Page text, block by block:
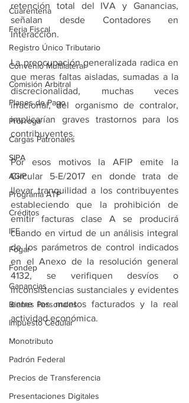
Cuarentena
Feria Fiscal
Registro Único Tributario
Convenio Multilateral
Comisión Arbitral
Planes de Pago
Prórroga
Cargas Patronales
SIPA
AGIP
Programa ATP
Créditos
IFE
Fogar
Fondep
Ganancias
Bienes Personales
Impuesto Cedular
Monotributo
Padrón Federal
Precios de Transferencia
Presentaciones Digitales
retención total del IVA y Ganancias,
señalan desde Contadores en
Interacción.
La preocupación generalizada radica en
que meras faltas aisladas, sumadas a la
discrecionalidad, muchas veces
irracional, del organismo de contralor,
implicarían graves trastornos para los
contribuyentes.
Por esos motivos la AFIP emite la
Circular 5-E/2017 en donde trata de
llevar tranquilidad a los contribuyentes
estableciendo que la prohibición de
emitir facturas clase A se producirá
cuando en virtud de un análisis integral
de los parámetros de control indicados
en el Anexo de la resolución general
4132, se verifiquen desvíos o
inconsistencias sustanciales y evidentes
entre los montos facturados y la real
actividad económica.